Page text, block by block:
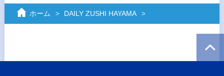
ホーム DAILY ZUSHI HAYAMA